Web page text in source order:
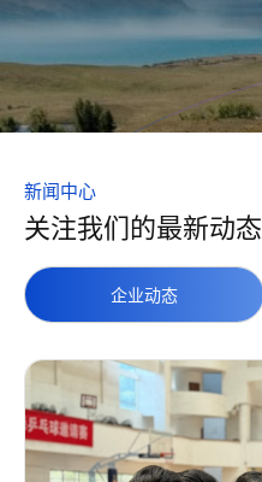
新闻中心
关注我们的最新动态
企业动态